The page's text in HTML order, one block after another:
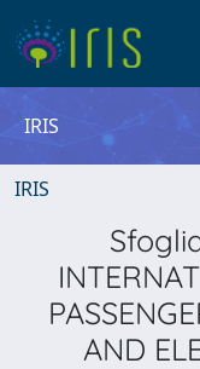
IRIS
IRIS
AND